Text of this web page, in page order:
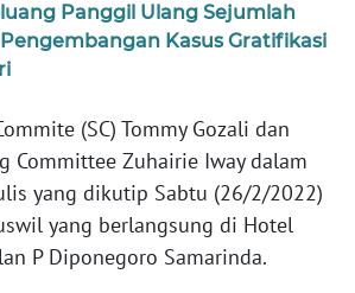
Panggil Ulang Sejumlah
Kasus Gratifikasi
(SC) Tommy Gozali dan
Committee Zuhairie Iway dalam
yang dikutip Sabtu (26/2/2022)
yang berlangsung di Hotel
P Diponegoro Samarinda.